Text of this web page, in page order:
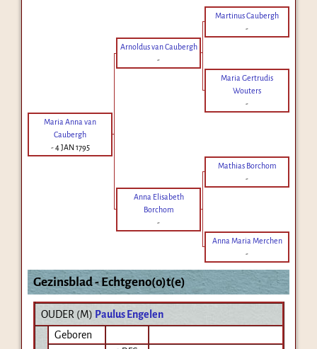
Martinus Caubergh
-
Arnoldus van Caubergh
-
Maria Gertrudis
Wouters
-
Maria Anna van
Caubergh
-4 JAN 1795
Mathias Borchom
-
Anna Elisabeth
Borchom
-
Anna Maria Merchen
-
Gezinsblad - Echtgeno(o)t(e)
OUDER (M) Paulus Engelen
Geboren